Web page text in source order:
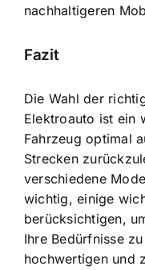
nachhaltigeren
Fazit
Die Wahl der
Elektroauto ist ein
Fahrzeug optimal
Strecken
verschiedene
wichtig, einige
berücksichtigen,
Ihre Bedürfnisse
hochwertigen und